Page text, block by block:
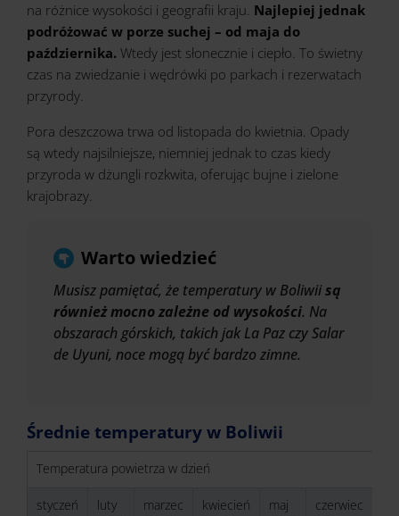
na różnice wysokości i geografii kraju. Najlepiej jednak
podróżować w porze suchej – od maja do
października. Wtedy jest słonecznie i ciepło. To świetny
czas na zwiedzanie i wędrówki po parkach i rezerwatach
przyrody.
Pora deszczowa trwa od listopada do kwietnia. Opady
są wtedy najsilniejsze, niemniej jednak to czas kiedy
przyroda w dżungli rozkwita, oferując bujne i zielone
krajobrazy.
Warto wiedzieć
Musisz pamiętać, że temperatury w Boliwiisą
również mocno zależne od wysokości. Na
obszarach górskich, takich jak La Paz czy Salar
de Uyuni, noce mogą być bardzo zimne.
Średnie temperatury w Boliwii
Temperatura powietrza w dzień
styczeń
luty
marzec
kwiecień
maj
czerwiec